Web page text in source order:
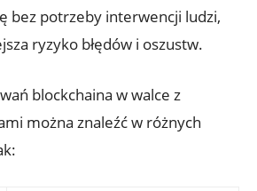
‍bez potrzeby interwencji ludzi,
ryzyko błędów i oszustw.
blockchaina w walce z
można znaleźć w różnych